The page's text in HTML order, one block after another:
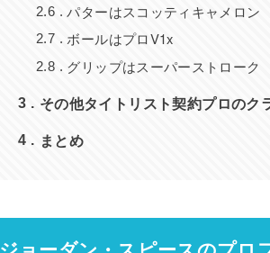
2.6 パターはスコッティキャメロン
2.7 ボールはプロV1x
2.8 グリップはスーパーストローク
3 その他タイトリスト契約プロのク
4 まとめ